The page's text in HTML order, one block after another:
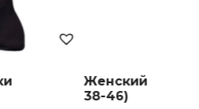
Женский
38-46)